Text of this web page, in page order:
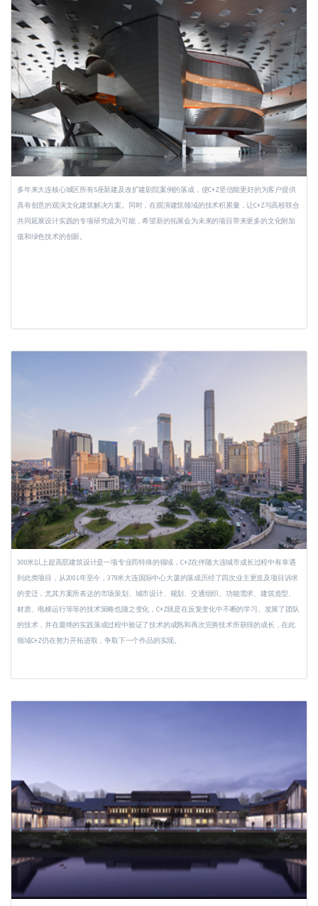
多年来大连核心城区所有5座新建及改扩建剧院案例的落成，使C+Z坚信能更好的为客户提供
具有创意的观演文化建筑解决方案。同时，在观演建筑领域的技术积累量，让C+Z与高校联合
共同延展设计实践的专项研究成为可能，希望新的拓展会为未来的项目带来更多的文化附加
值和绿色技术的创新。
300米以上超高层建筑设计是一项专业而特殊的领域，C+Z在伴随大连城市成长过程中有幸遇
到此类项目，从2001年至今，379米大连国际中心大厦的落成历经了四次业主更迭及项目诉求
的变迁，尤其方案所表达的市场策划、城市设计、规划、交通组织、功能需求、建筑造型、
材质、电梯运行等等的技术策略也随之变化，C+Z就是在反复变化中不断的学习、发展了团队
的技术，并在最终的实践落成过程中验证了技术的成熟和再次完善技术所获得的成长，在此
领域C+Z仍在努力开拓进取，争取下一个作品的实现。